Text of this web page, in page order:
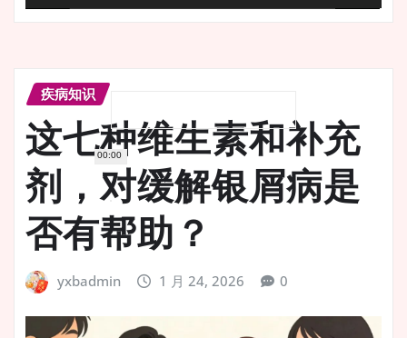
00:00
疾病知识
这七种维生素和补充
剂，对缓解银屑病是
否有帮助？
yxbadmin 1 月 24, 2026 0